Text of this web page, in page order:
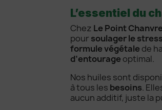
L’essentiel du
Chez Le Point Chanvre
pour soulager le
formule végétale de
d’entourage optimal.
Nos huiles sont
à tous les besoins.
aucun additif, juste la